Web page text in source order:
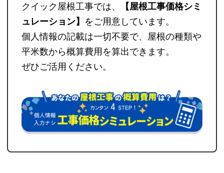
クイック屋根工事では、
【屋根工事価格シミ
ュレーション】 をご用意しています。
個人情報の記載は一切不要で、屋根の種類や
平米数から概算費用を算出できます。
ぜひご活用ください。